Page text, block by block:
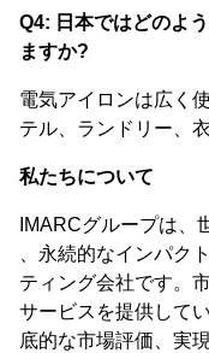
Q4: 日本ではどのよ
ますか?
電気アイロンは広く
テル、ランドリー、
私たちについて
IMARCグループは、
、永続的なインパク
ティング会社です。
サービスを提供して
底的な市場評価、実